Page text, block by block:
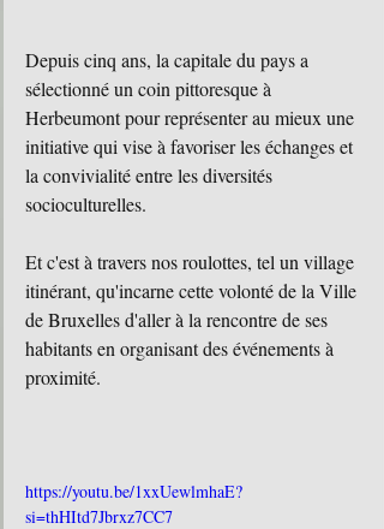
Depuis cinq ans, la capitale du pays a
sélectionné un coin pittoresque à
Herbeumont pour représenter au mieux une
initiative qui vise à favoriser les échanges et
la convivialité entre les diversités
socioculturelles.
Et c'est à travers nos roulottes, tel un village
itinérant, qu'incarne cette volonté de la Ville
de Bruxelles d'aller à la rencontre de ses
habitants en organisant des événements à
proximité.
https://youtu.be/1xxUewlmhaE?
si=thHItd7Jbrxz7CC7